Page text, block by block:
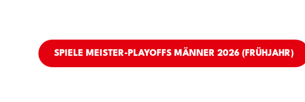
SPIELE MEISTER-PLAYOFFS MÄNNER 2026 (FRÜHJAHR)